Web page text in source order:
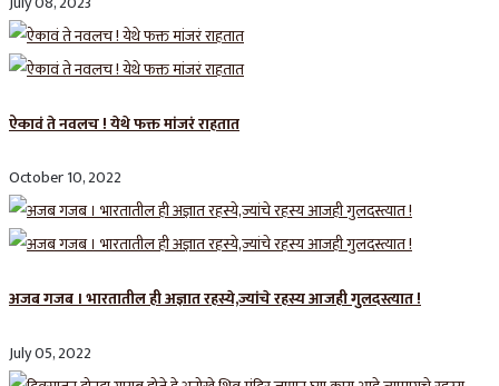
ऐकावं ते नवलच ! येथे फक्त मांजरं राहतात
October 10, 2022
अजब गजब । भारतातील ही अज्ञात रहस्ये,ज्यांचे रहस्य आजही गुलदस्त्यात !
July 05, 2022